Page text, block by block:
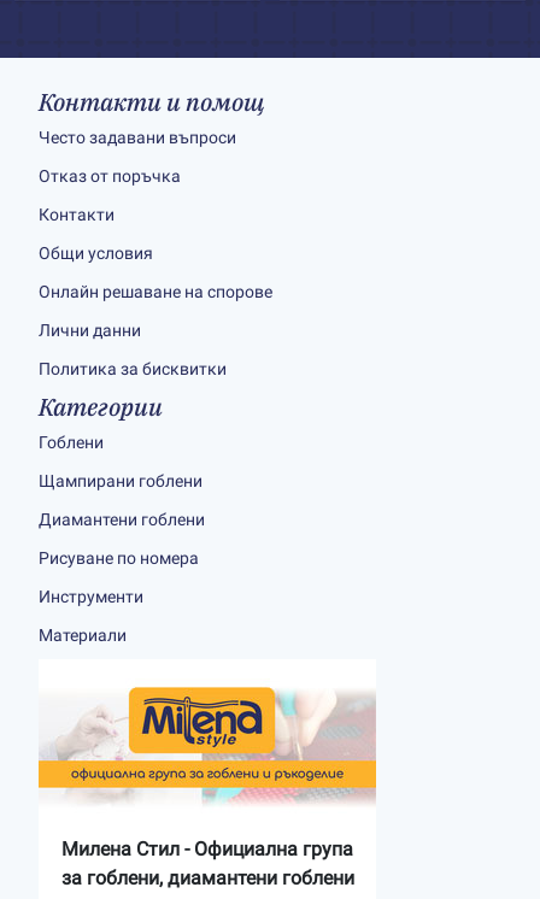
Контакти и помощ
Често задавани въпроси
Отказ от поръчка
Контакти
Общи условия
Онлайн решаване на спорове
Лични данни
Политика за бисквитки
Категории
Гоблени
Щампирани гоблени
Диамантени гоблени
Рисуване по номера
Инструменти
Материали
Милена Стил - Официална група
за гоблени, диамантени гоблени